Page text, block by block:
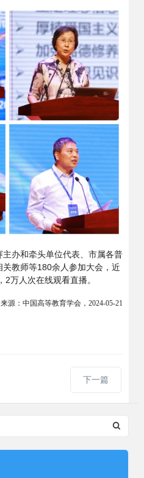
办和牵头单位代表、市属各普
教师等180余人参加大会，近
万人次在线观看直播。
来源：中国高等教育学会，2024-05-21
下一篇